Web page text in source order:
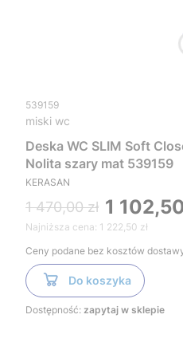
539159
miski wc
Deska WC SLIM Soft
Nolita szary mat 539159
KERASAN
1 470,00 zł 1
Najniższa cena: 1 222,50 zł
Ceny podane bez kosztów
Do koszyka
Dostępność: zapytaj w sklepie